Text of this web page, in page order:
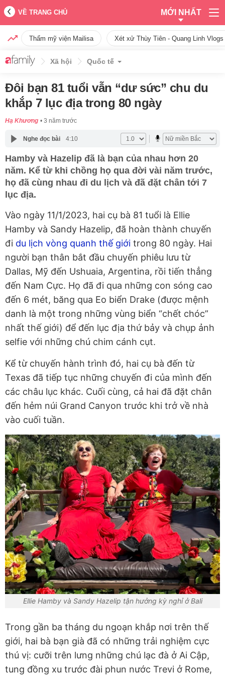
VỀ TRANG CHỦ MỚI NHẤT
Thẩm mỹ viện Mailisa Xét xử Thùy Tiên - Quang Linh
Xã hội Quốc tế
Đôi bạn 81 tuổi vẫn “dư sức” chu du
khắp 7 lục địa trong 80 ngày
Hạ Khương 3 năm trước
Nghe đọc bài 4:10
Hamby và Hazelip đã là bạn của nhau hơn 20
năm. Kể từ khi chồng họ qua đời vài năm trước,
họ đã cùng nhau đi du lịch và đã đặt chân tới 7
lục địa.
Vào ngày 11/1/2023, hai cụ bà 81 tuổi là Ellie
Hamby và Sandy Hazelip, đã hoàn thành chuyến
đi du lịch vòng quanh thế giới trong 80 ngày. Hai
người bạn thân bắt đầu chuyến phiêu lưu từ
Dallas, Mỹ đến Ushuaia, Argentina, rồi tiến thẳng
đến Nam Cực. Họ đã đi qua những con sóng cao
đến 6 mét, băng qua Eo biển Drake (được mệnh
danh là một trong những vùng biển “chết chóc”
nhất thế giới) để đến lục địa thứ bảy và chụp ảnh
selfie với những chú chim cánh cụt.
Kể từ chuyến hành trình đó, hai cụ bà đến từ
Texas đã tiếp tục những chuyến đi của mình đến
các châu lục khác. Cuối cùng, cả hai đã đặt chân
đến hẻm núi Grand Canyon trước khi trở về nhà
vào cuối tuần.
Ellie Hamby và Sandy Hazelip tận hưởng kỳ nghỉ ở Bali
Trong gần ba tháng du ngoạn khắp nơi trên thế
giới, hai bà bạn già đã có những trải nghiệm cực
thú vị: cưỡi trên lưng những chú lạc đà ở Ai Cập,
tung đồng xu trước đài phun nước Trevi ở Rome,